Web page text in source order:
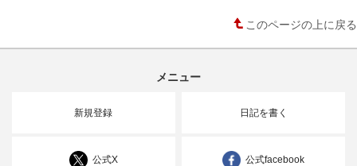
このページの上に戻る
メニュー
新規登録 日記を書く
公式X 公式facebook